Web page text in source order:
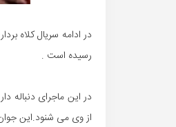
در ادامه سریال کلاه
رسیده است .
در این ماجرای دنباله
از وی می شنود.این